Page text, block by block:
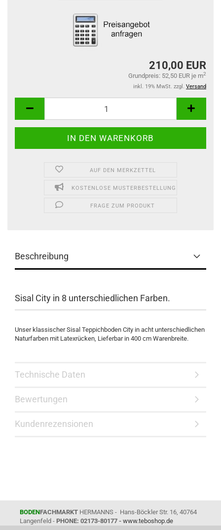
210,00 EUR
Grundpreis: 52,50 EUR je m2
inkl. 19% MwSt. zzgl. Versand
AUF DEN MERKZETTEL
KOSTENLOSE MUSTERBESTELLUNG
FRAGE ZUM PRODUKT
Beschreibung
Sisal City in 8 unterschiedlichen Farben.
Unser klassischer Sisal Teppichboden City in acht unterschiedlichen
Naturfarben mit Latexrücken, Lieferbar in 400 cm Warenbreite.
Technische Daten
Bewertungen
Kundenrezensionen
BODENFACHMARKT HERMANNS - Hans-Böckler Str. 16, 40764
Langenfeld - PHONE: 02173-80177 - www.teboshop.de